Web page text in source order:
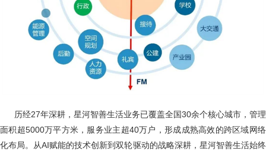
历经27年深耕，星河智善生活业务已覆盖全国30余个核心城市，管理
面积超5000万平方米，服务业主超40万户，形成成熟高效的跨区域网络
化布局。从AI赋能的技术创新到双轮驱动的战略深耕，星河智善生活始终